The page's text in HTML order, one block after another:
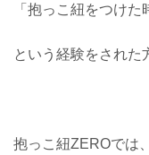
「抱っこ紐をつけ
という経験をされた
抱っこ紐ZEROでは